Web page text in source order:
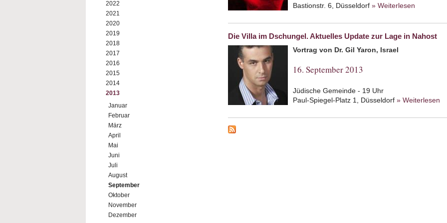
2022
2021
2020
2019
2018
2017
2016
2015
2014
2013
Januar
Februar
März
April
Mai
Juni
Juli
August
September
Oktober
November
Dezember
Bastionstr. 6, Düsseldorf » Weiterlesen
Die Villa im Dschungel. Aktuelles Update zur Lage in Nahost
Vortrag von Dr. Gil Yaron, Israel
16. September 2013
Jüdische Gemeinde - 19 Uhr
Paul-Spiegel-Platz 1, Düsseldorf » Weiterlesen